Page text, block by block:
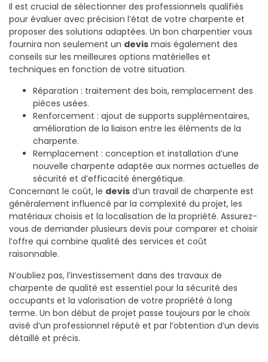
Il est crucial de sélectionner des professionnels qualifiés
pour évaluer avec précision l’état de votre charpente et
proposer des solutions adaptées. Un bon charpentier vous
fournira non seulement un devis mais également des
conseils sur les meilleures options matérielles et
techniques en fonction de votre situation.
Réparation : traitement des bois, remplacement des
pièces usées.
Renforcement : ajout de supports supplémentaires,
amélioration de la liaison entre les éléments de la
charpente.
Remplacement : conception et installation d’une
nouvelle charpente adaptée aux normes actuelles de
sécurité et d’efficacité énergétique.
Concernant le coût, le devis d’un travail de charpente est
généralement influencé par la complexité du projet, les
matériaux choisis et la localisation de la propriété. Assurez-
vous de demander plusieurs devis pour comparer et choisir
l’offre qui combine qualité des services et coût
raisonnable.
N’oubliez pas, l’investissement dans des travaux de
charpente de qualité est essentiel pour la sécurité des
occupants et la valorisation de votre propriété à long
terme. Un bon début de projet passe toujours par le choix
avisé d’un professionnel réputé et par l’obtention d’un devis
détaillé et précis.